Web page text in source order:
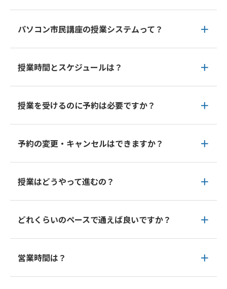
パソコン市民講座の授業システムって？
授業時間とスケジュールは？
授業を受けるのに予約は必要ですか？
予約の変更・キャンセルはできますか？
授業はどうやって進むの？
どれくらいのペースで通えば良いですか？
営業時間は？